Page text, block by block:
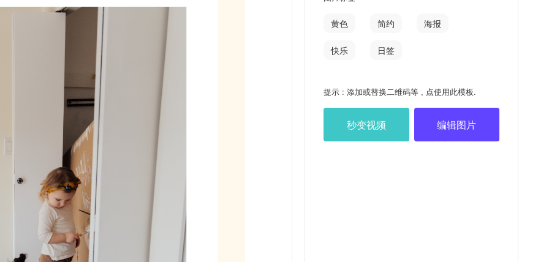
黄色 简约 海报
快乐 日签
提示 : 添加或替换二维码等 , 点使用此模板.
秒变视频 编辑图片